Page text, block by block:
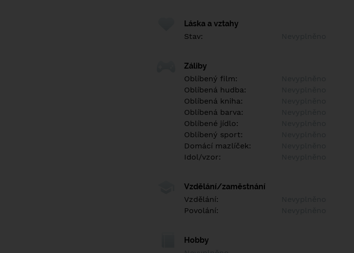
Láska a vztahy
Stav:
Záliby
Oblíbený film:
Oblíbená hudba:
Oblíbená kniha:
Oblíbená barva:
Oblíbené jídlo:
Oblíbený sport:
Domácí mazlíček:
Idol/vzor:
Vzdělání/zaměstnání
Vzdělání:
Povolání:
Hobby